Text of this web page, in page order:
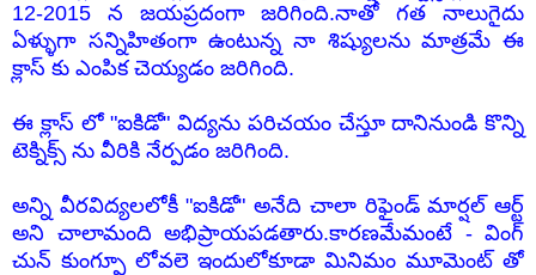
12-2015 న జయప్రదంగా జరిగింది.నాతో గత నాలుగైదు
ఏళ్ళుగా సన్నిహితంగా ఉంటున్న నా శిష్యులను మాత్రమే ఈ
క్లాస్ కు ఎంపిక చెయ్యడం జరిగింది.
ఈ క్లాస్ లో "ఐకిడో" విద్యను పరిచయం చేస్తూ దానినుండి కొన్ని
టెక్నిక్స్ ను వీరికి నేర్పడం జరిగింది.
అన్ని వీరవిద్యలలోకీ"ఐకిడో" అనేది చాలా రిఫైండ్ మార్షల్ ఆర్ట్
అని చాలామంది అభిప్రాయపడతారు.కారణమేమంటే - వింగ్
చున్ కుంగ్ఫూ లోవలె ఇందులోకూడా మినిమం మూమెంట్ తో